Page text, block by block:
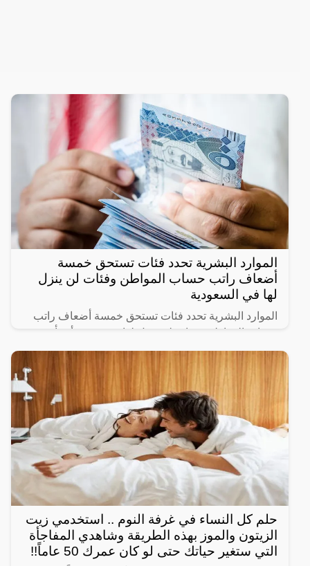
الموارد البشرية تحدد فئات تستحق خمسة
أضعاف راتب حساب المواطن وفئات لن ينزل
لها في السعودية
الموارد البشرية تحدد فئات تستحق خمسة أضعاف راتب
حساب المواطن وفئات لن ينزل لها دعم حيث أنشأت
الحكومة السعودية برنامج حساب المواطن لحماية الأسر
السعودية من
حلم كل النساء في غرفة النوم .. استخدمي زيت
الزيتون والموز بهذه الطريقة وشاهدي المفاجأة
التي ستغير حياتك حتى لو كان عمرك 50 عاماً!!